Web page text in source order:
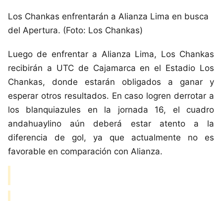
Los Chankas enfrentarán a Alianza Lima en busca
del Apertura. (Foto: Los Chankas)
Luego de enfrentar a Alianza Lima, Los Chankas
recibirán a UTC de Cajamarca en el Estadio Los
Chankas, donde estarán obligados a ganar y
esperar otros resultados. En caso logren derrotar a
los blanquiazules en la jornada 16, el cuadro
andahuaylino aún deberá estar atento a la
diferencia de gol, ya que actualmente no es
favorable en comparación con Alianza.